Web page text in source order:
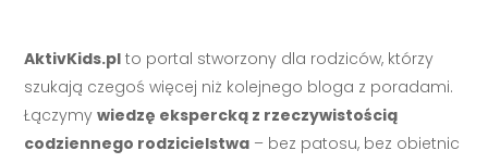
AktivKids.pl to portal stworzony dla rodziców, którzy
szukają czegoś więcej niż kolejnego bloga z poradami.
Łączymywiedzę ekspercką z rzeczywistością
codziennego rodzicielstwa – bez patosu, bez obietnic